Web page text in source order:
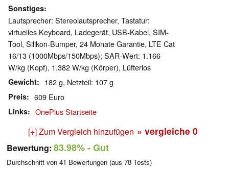
Sonstiges
Lautsprecher: Stereolautsprecher, Tastatur:
virtuelles Keyboard, Ladegerät, USB-Kabel, SIM-
Tool, Silikon-Bumper, 24 Monate Garantie, LTE Cat
16/​13 (1000Mbps/​150Mbps); SAR-Wert: 1.166
W/kg (Kopf), 1.382 W/kg (Körper), Lüfterlos
Gewicht 182 g, Netzteil: 107 g
Preis 609 Euro
Links OnePlus Startseite
[+] Zum Vergleich hinzufügen » vergleiche 0
Bewertung: 83.98%- Gut
Durchschnitt von 41 Bewertungen (aus 78 Tests)